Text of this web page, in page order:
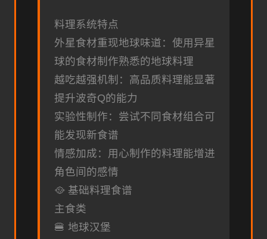
料理系统特点
外星食材重现地球味道：使用异星
球的食材制作熟悉的地球料理
越吃越强机制：高品质料理能显著
提升波奇Q的能力
实验性制作：尝试不同食材组合可
能发现新食谱
情感加成：用心制作的料理能增进
角色间的感情
🥘 基础料理食谱
主食类
🍔 地球汉堡